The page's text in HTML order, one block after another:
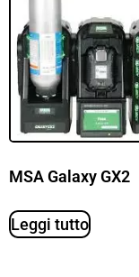
MSA Galaxy GX2
Leggi tutto